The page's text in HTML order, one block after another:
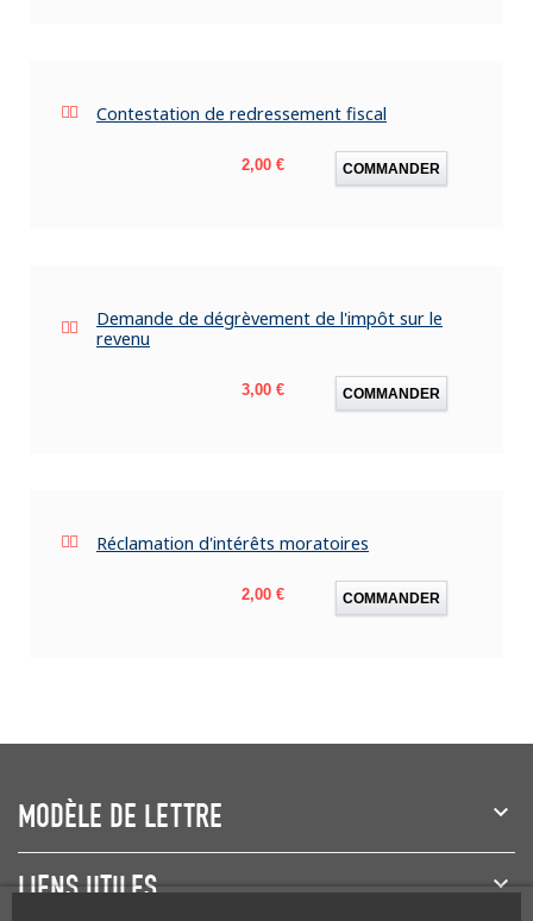
Contestation de redressement fiscal
Prix
2,00 € COMMANDER
Demande de dégrèvement de l'impôt sur le
revenu
Prix
3,00 € COMMANDER
Réclamation d'intérêts moratoires
Prix
2,00 € COMMANDER
MODÈLE DE LETTRE
LIENS UTILES